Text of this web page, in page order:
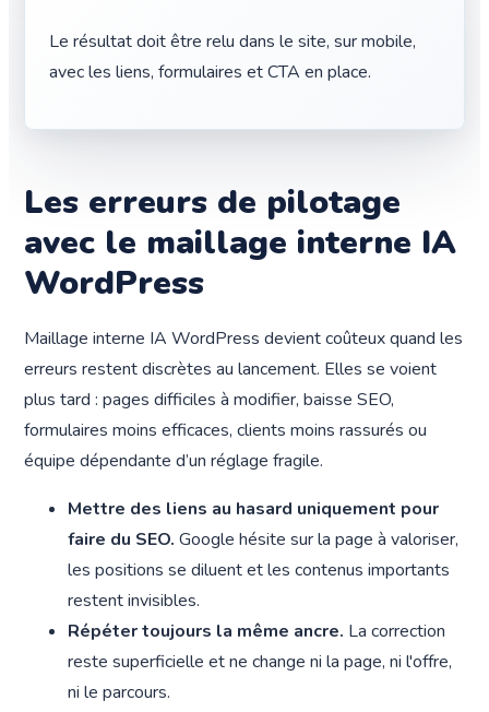
Le résultat doit être relu dans le site, sur mobile,
avec les liens, formulaires et CTA en place.
Les erreurs de pilotage
avec le maillage interne IA
WordPress
Maillage interne IA WordPress devient coûteux quand les
erreurs restent discrètes au lancement. Elles se voient
plus tard : pages difficiles à modifier, baisse SEO,
formulaires moins efficaces, clients moins rassurés ou
équipe dépendante d’un réglage fragile.
Mettre des liens au hasard uniquement pour
faire du SEO. Google hésite sur la page à valoriser,
les positions se diluent et les contenus importants
restent invisibles.
Répéter toujours la même ancre. La correction
reste superficielle et ne change ni la page, ni l'offre,
ni le parcours.